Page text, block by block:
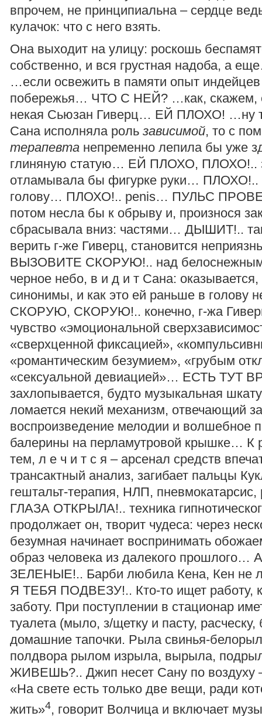
впрочем, не принципиальна – сердце
кулачок: что с него взять.
Она выходит на улицу: роскошь
собственно, и вся грустная надоба, а
…если освежить в памяти опыт индейцев
побережья… ЧТО С НЕЙ? …как, скажем,
некая Сьюзан Гиверц… ЕЙ ПЛОХО! …ну
Сана исполняла роль зависимой, то с
терапевта непременно лепила бы уже
глиняную статую… ЕЙ ПЛОХО, ПЛОХО!..
отламывала бы фигурке руки…
голову… ПЛОХО!.. penis… ПУЛЬС
потом несла бы к обрыву и, произнося
сбрасывала вниз: частями… ДЫШИТ!..
верить г-же Гиверц, становится
ВЫЗОВИТЕ СКОРУЮ!.. над белоснежным
черное небо, в и д и т Сана:
синонимы, и как это ей раньше в голову
СКОРУЮ, СКОРУЮ!.. конечно, г-жа
чувство «эмоциональной
«сверхценной фиксацией»,
«романтическим безумием», «грубым
«сексуальной девиацией»… ЕСТЬ ТУТ
захлопывается, будто музыкальная
ломается некий механизм, отвечающий за
воспроизведение мелодии и волшебное
балерины на перламутровой крышке… К
тем, л е ч и т с я – арсенал средств
трансактный анализ, загибает пальцы
гештальт-терапия, НЛП,
ГЛАЗА ОТКРЫЛА!.. техника
продолжает он, творит чудеса: через
безумная начинает воспринимать
образ человека из далекого прошлого…
ЗЕЛЕНЫЕ!.. Барби любила Кена, Кен не
Я ТЕБЯ ПОДВЕЗУ!.. Кто-то ищет работу,
заботу. При поступлении в стационар
туалета (мыло, з/щетку и пасту, расческу,
домашние тапочки. Рыла свинья-
полдвора рылом изрыла, вырыла,
ЖИВЕШЬ?.. Джип несет Сану по воздуху
«На свете есть только две вещи, ради
жить»4, говорит Волчица и включает